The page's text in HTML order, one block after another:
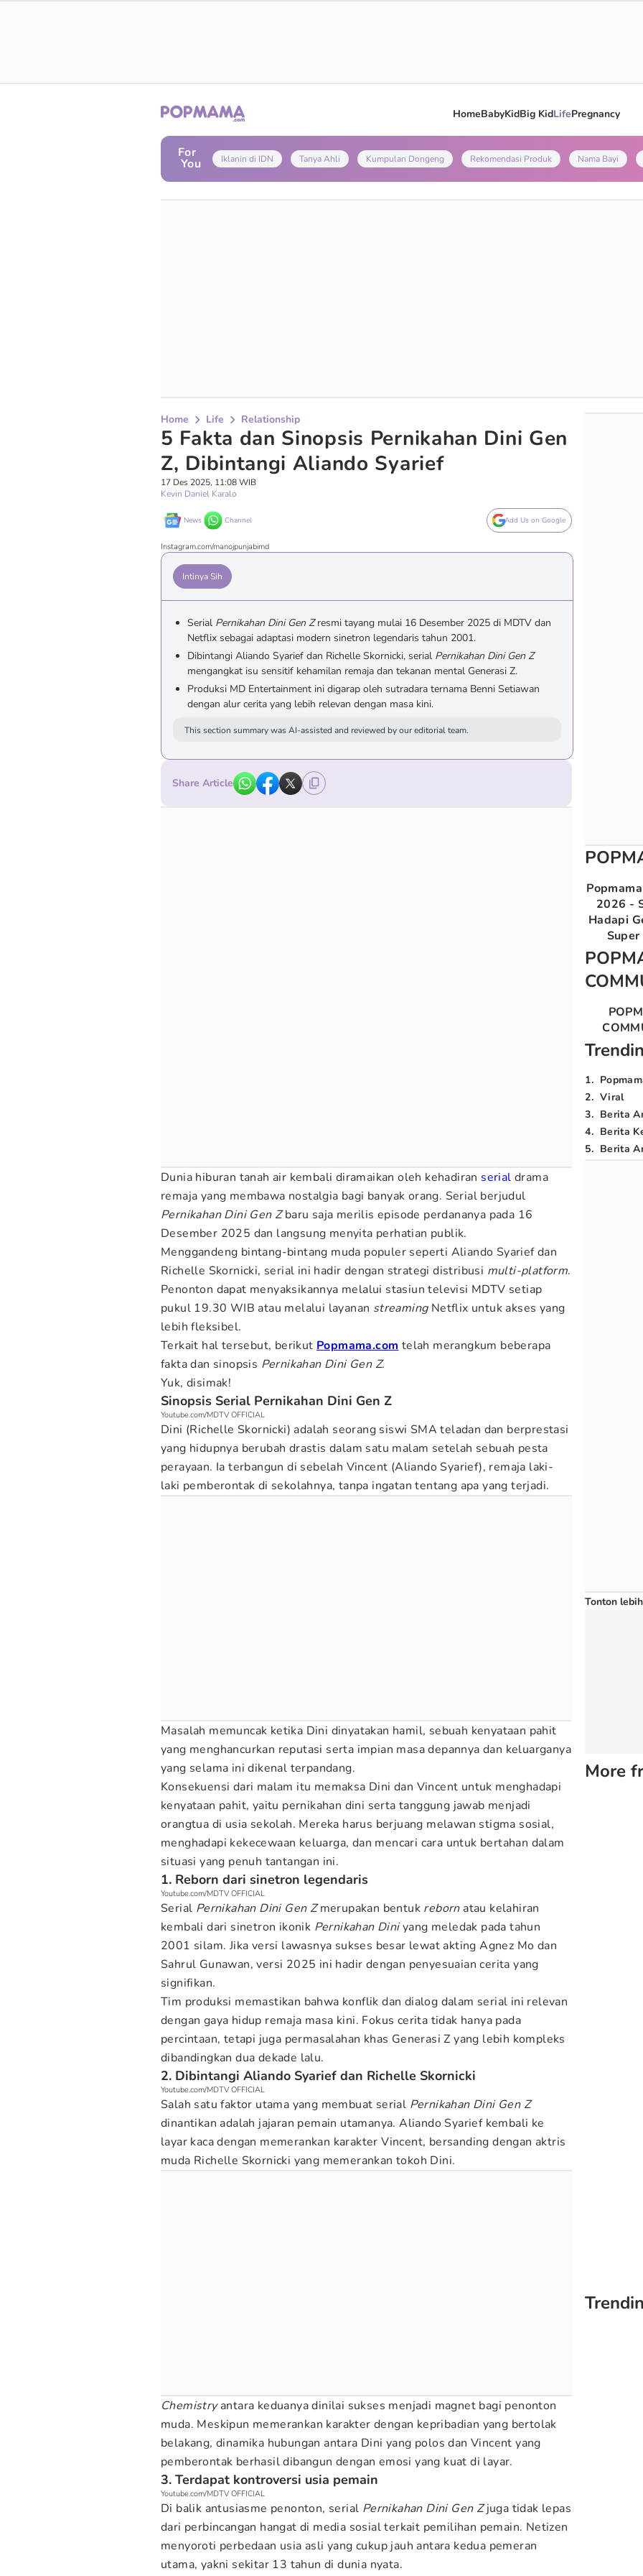
HomeBabyKidBig KidLifePregnancy
For
You Iklanin di IDN Tanya Ahli Kumpulan Dongeng Rekomendasi Produk Nama Bayi
Home Life Relationship
5 Fakta dan Sinopsis Pernikahan Dini Gen
Z, Dibintangi Aliando Syarief
17 Des 2025, 11:08 WIB
Kevin Daniel Karalo
News Channel Add Us on Google
Instagram.com/manojpunjabimd
Intinya Sih
Serial Pernikahan Dini Gen Zresmi tayang mulai 16 Desember 2025 di MDTV dan
Netflix sebagai adaptasi modern sinetron legendaris tahun 2001.
Dibintangi Aliando Syarief dan Richelle Skornicki, serial Pernikahan Dini Gen Z
mengangkat isu sensitif kehamilan remaja dan tekanan mental Generasi Z.
Produksi MD Entertainment ini digarap oleh sutradara ternama Benni Setiawan
dengan alur cerita yang lebih relevan dengan masa kini.
This section summary was AI-assisted and reviewed by our editorial team.
Share Article
Dunia hiburan tanah air kembali diramaikan oleh kehadiran serial drama
remaja yang membawa nostalgia bagi banyak orang. Serial berjudul
Pernikahan Dini Gen Zbaru saja merilis episode perdananya pada 16
Desember 2025 dan langsung menyita perhatian publik.
Menggandeng bintang-bintang muda populer seperti Aliando Syarief dan
Richelle Skornicki, serial ini hadir dengan strategi distribusi multi-platform.
Penonton dapat menyaksikannya melalui stasiun televisi MDTV setiap
pukul 19.30 WIB atau melalui layanan streamingNetflix untuk akses yang
lebih fleksibel.
Terkait hal tersebut, berikut Popmama.com telah merangkum beberapa
fakta dan sinopsis Pernikahan Dini Gen Z.
Yuk, disimak!
Sinopsis Serial Pernikahan Dini Gen Z
Youtube.com/MDTV OFFICIAL
Dini (Richelle Skornicki) adalah seorang siswi SMA teladan dan berprestasi
yang hidupnya berubah drastis dalam satu malam setelah sebuah pesta
perayaan. Ia terbangun di sebelah Vincent (Aliando Syarief), remaja laki-
laki pemberontak di sekolahnya, tanpa ingatan tentang apa yang terjadi.
Masalah memuncak ketika Dini dinyatakan hamil, sebuah kenyataan pahit
yang menghancurkan reputasi serta impian masa depannya dan keluarganya
yang selama ini dikenal terpandang.
Konsekuensi dari malam itu memaksa Dini dan Vincent untuk menghadapi
kenyataan pahit, yaitu pernikahan dini serta tanggung jawab menjadi
orangtua di usia sekolah. Mereka harus berjuang melawan stigma sosial,
menghadapi kekecewaan keluarga, dan mencari cara untuk bertahan dalam
situasi yang penuh tantangan ini.
1. Reborn dari sinetron legendaris
Youtube.com/MDTV OFFICIAL
Serial Pernikahan Dini Gen Zmerupakan bentuk rebornatau kelahiran
kembali dari sinetron ikonik Pernikahan Diniyang meledak pada tahun
2001 silam. Jika versi lawasnya sukses besar lewat akting Agnez Mo dan
Sahrul Gunawan, versi 2025 ini hadir dengan penyesuaian cerita yang
signifikan.
Tim produksi memastikan bahwa konflik dan dialog dalam serial ini relevan
dengan gaya hidup remaja masa kini. Fokus cerita tidak hanya pada
percintaan, tetapi juga permasalahan khas Generasi Z yang lebih kompleks
dibandingkan dua dekade lalu.
2. Dibintangi Aliando Syarief dan Richelle Skornicki
Youtube.com/MDTV OFFICIAL
Salah satu faktor utama yang membuat serial Pernikahan Dini Gen Z
dinantikan adalah jajaran pemain utamanya. Aliando Syarief kembali ke
layar kaca dengan memerankan karakter Vincent, bersanding dengan aktris
muda Richelle Skornicki yang memerankan tokoh Dini.
Chemistryantara keduanya dinilai sukses menjadi magnet bagi penonton
muda. Meskipun memerankan karakter dengan kepribadian yang bertolak
belakang, dinamika hubungan antara Dini yang polos dan Vincent yang
pemberontak berhasil dibangun dengan emosi yang kuat di layar.
3. Terdapat kontroversi usia pemain
Youtube.com/MDTV OFFICIAL
Di balik antusiasme penonton, serial Pernikahan Dini Gen Zjuga tidak lepas
dari perbincangan hangat di media sosial terkait pemilihan pemain. Netizen
menyoroti perbedaan usia asli yang cukup jauh antara kedua pemeran
utama, yakni sekitar 13 tahun di dunia nyata.
2026 -
Hadapi
1.
2. Viral
3. Berita
4. Berita
5. Berita
Tonton
More